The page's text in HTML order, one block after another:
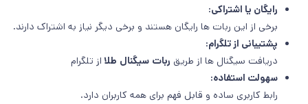
رایگان یا اشتراکی:
برخی از این ربات ها رایگان هستند و برخی دیگر نیاز به اشتراک دارند.
پشتیبانی از تلگرام:
دریافت سیگنال ها از طریق ربات سیگنال طلا از تلگرام
سهولت استفاده:
رابط کاربری ساده و قابل فهم برای همه کاربران دارد.